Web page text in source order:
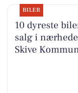
BILER
10 dyreste
salg i
Skive